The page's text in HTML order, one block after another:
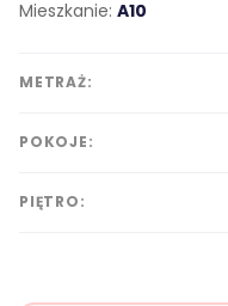
Mieszkanie: A10
METRAŻ:
POKOJE:
PIĘTRO: